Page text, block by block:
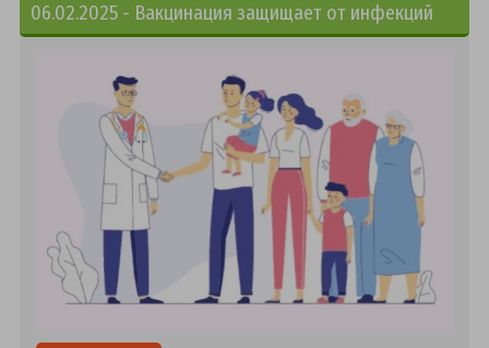
06.02.2025 - Вакцинация защищает от инфекций